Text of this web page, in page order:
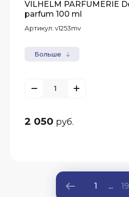
VILHELM PARFUMERIE
parfum 100 ml
Артикул: v1253mv
Больше
2 050 руб.
1 ... 19